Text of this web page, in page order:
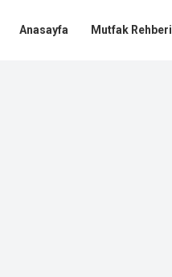
Anasayfa Mutfak Rehberi